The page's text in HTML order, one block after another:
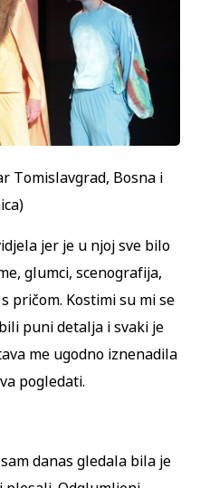
Tomislavgrad, Bosna i
jer je u njoj sve bilo
glumci, scenografija,
pričom. Kostimi su mi se
puni detalja i svaki je
me ugodno iznenadila
pogledati.
danas gledala bila je